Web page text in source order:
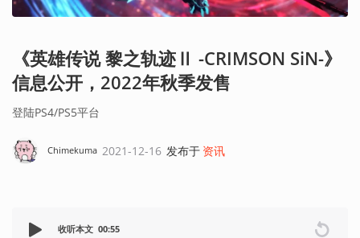
《英雄传说 黎之轨迹Ⅱ -CRIMSON SiN-》
信息公开，2022年秋季发售
登陆PS4/PS5平台
Chimekuma 2021-12-16 发布于 资讯
收听本文 00:55